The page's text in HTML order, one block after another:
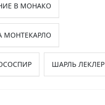
В МОНАКО
МОНТЕКАРЛО
ШАРЛЬ ЛЕКЛЕР